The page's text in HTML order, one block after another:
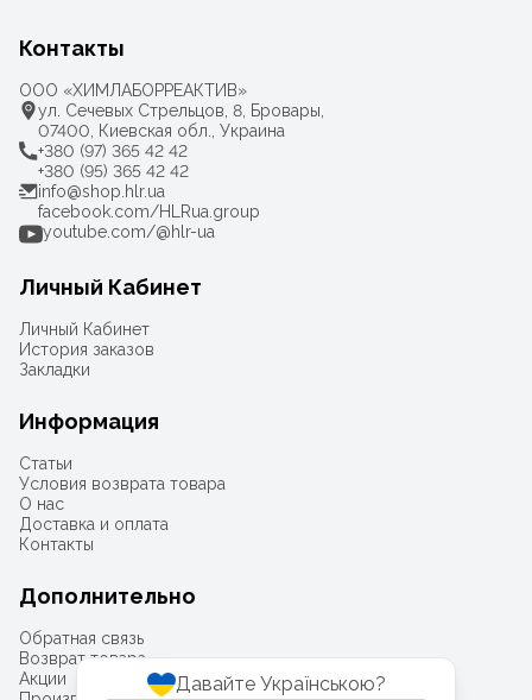
Давайте Українською?
Контакты
ООО «ХИМЛАБОРРЕАКТИВ»
ул. Сечевых Стрельцов, 8, Бровары,
07400, Киевская обл., Украина
+380 (97) 365 42 42
+380 (95) 365 42 42
info@shop.hlr.ua
facebook.com/HLRua.group
youtube.com/@hlr-ua
Личный Кабинет
Личный Кабинет
История заказов
Закладки
Информация
Статьи
Условия возврата товара
О нас
Доставка и оплата
Контакты
Дополнительно
Обратная связь
Возврат товара
Акции